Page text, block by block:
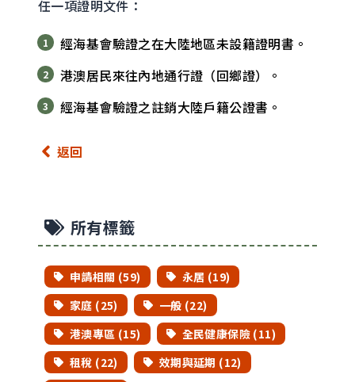
任一項證明文件：
經海基會驗證之在大陸地區未設籍證明書。
港澳居民來往內地通行證（回鄉證）。
經海基會驗證之註銷大陸戶籍公證書。
返回
所有標籤
申請相關 (59)
永居 (19)
家庭 (25)
一般 (22)
港澳專區 (15)
全民健康保險 (11)
租稅 (22)
效期與延期 (12)